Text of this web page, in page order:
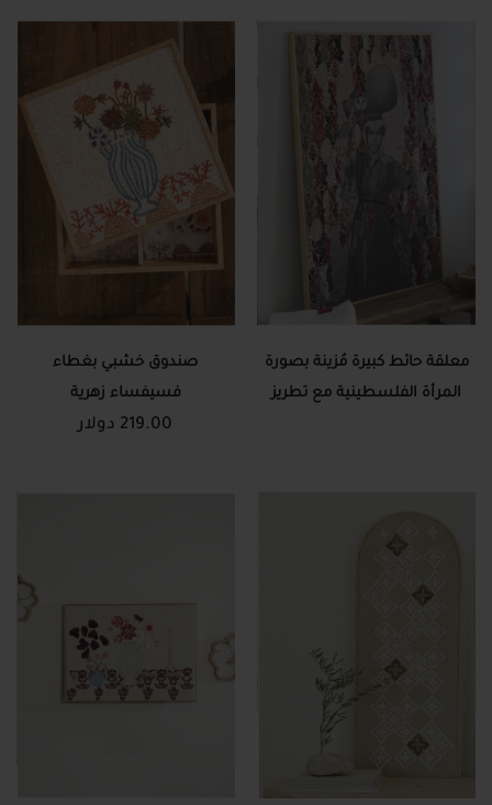
معلقة حائط كبيرة مُزينة بصورة
المرأة الفلسطينية مع تطريز
صندوق خشبي بغطاء
فسيفساء زهرية
219.00 دولار